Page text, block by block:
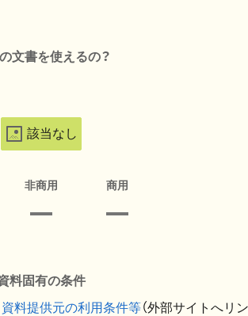
文書を使えるの？
該当なし
非商用 商用
料固有の条件
資料提供元の利用条件等（外部サイトへリ